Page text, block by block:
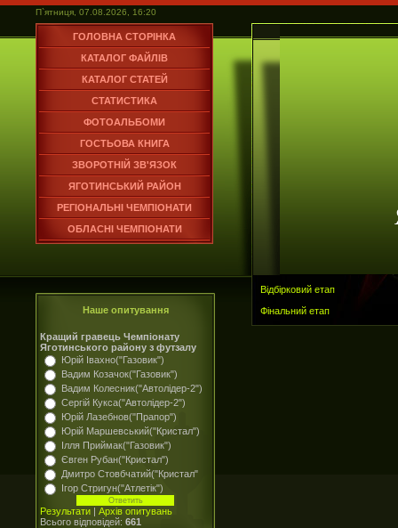
П`ятниця, 07.08.2026, 16:20
ГОЛОВНА СТОРІНКА
КАТАЛОГ ФАЙЛІВ
КАТАЛОГ СТАТЕЙ
СТАТИСТИКА
ФОТОАЛЬБОМИ
ГОСТЬОВА КНИГА
ЗВОРОТНІЙ ЗВ'ЯЗОК
ЯГОТИНСЬКИЙ РАЙОН
РЕГІОНАЛЬНІ ЧЕМПІОНАТИ
ОБЛАСНІ ЧЕМПІОНАТИ
Наше опитування
Кращий гравець Чемпіонату
Яготинського району з футзалу
Юрій Івахно("Газовик")
Вадим Козачок("Газовик")
Вадим Колесник("Автолідер-2")
Сергій Кукса("Автолідер-2")
Юрій Лазебнов("Прапор")
Юрій Маршевський("Кристал")
Ілля Приймак("Газовик")
Євген Рубан("Кристал")
Дмитро Стовбчатий("Кристал"
Ігор Стригун("Атлетік")
Результати | Архів опитувань
Всього відповідей: 661
Відбірковий етап
Фінальний етап